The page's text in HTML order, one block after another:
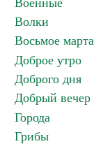
Военные
Волки
Восьмое марта
Доброе утро
Доброго дня
Добрый вечер
Города
Грибы